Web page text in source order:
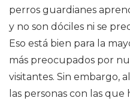
perros guardianes
y no son dóciles ni se
Eso está bien para la
más preocupados por
visitantes. Sin embargo,
las personas con las